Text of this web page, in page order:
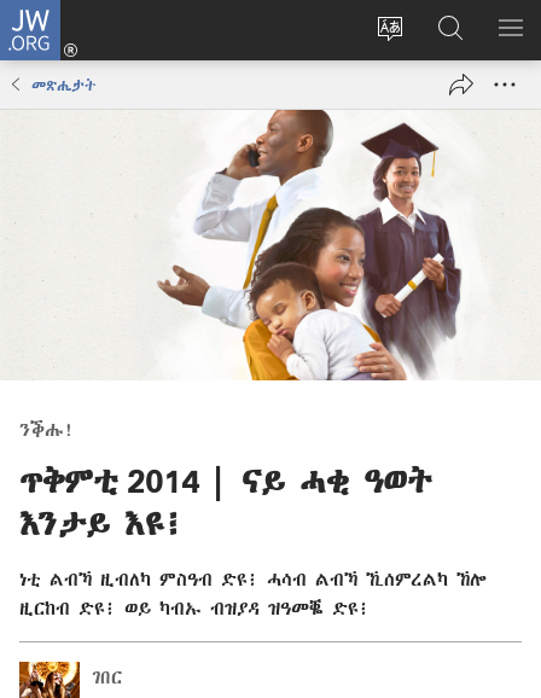
JW.ORG
ቋንቋ
ቀይር
እቶ
(opens
ኣብ
JW.ORG
ድለ
መጽሔታት
ንቕሑ!
ጥቅምቲ 2014 | ናይ ሓቂ ዓወት
እንታይ እዩ፧
ነቲ ልብኻ ዚብለካ ምስዓብ ድዩ፧ ሓሳብ ልብኻ ኺሰምረልካ ኸሎ
ዚርከብ ድዩ፧ ወይ ካብኡ ብዝያዳ ዝዓመቘ ድዩ፧
ገበር